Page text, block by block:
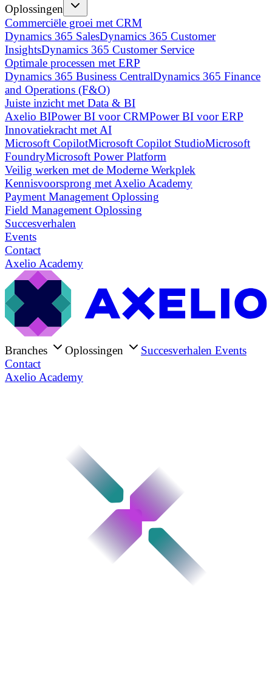
Oplossingen
Commerciële groei met CRM
Dynamics 365 SalesDynamics 365 Customer
InsightsDynamics 365 Customer Service
Optimale processen met ERP
Dynamics 365 Business CentralDynamics 365 Finance
and Operations (F&O)
Juiste inzicht met Data & BI
Axelio BIPower BI voor CRMPower BI voor ERP
Innovatiekracht met AI
Microsoft CopilotMicrosoft Copilot StudioMicrosoft
FoundryMicrosoft Power Platform
Veilig werken met de Moderne Werkplek
Kennisvoorsprong met Axelio Academy
Payment Management Oplossing
Field Management Oplossing
Succesverhalen
Events
Contact
Axelio Academy
Branches Oplossingen Succesverhalen Events
Contact
Axelio Academy